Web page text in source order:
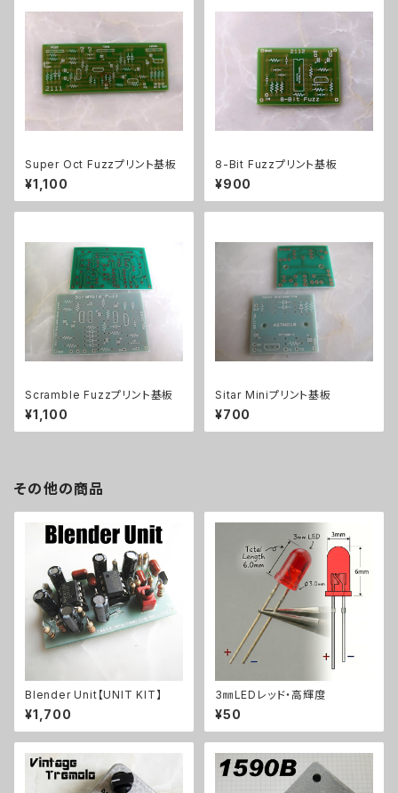
Super Oct Fuzzプリント基板
¥1,100
8-Bit Fuzzプリント基板
¥900
Scramble Fuzzプリント基板
¥1,100
Sitar Miniプリント基板
¥700
その他の商品
Blender Unit【UNIT KIT】
¥1,700
3㎜LEDレッド・高輝度
¥50